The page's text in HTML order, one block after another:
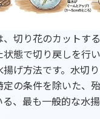
切り花のカットす
態で切り戻しを行
げ方法です。水切
の条件を除いた、
、最も一般的な水